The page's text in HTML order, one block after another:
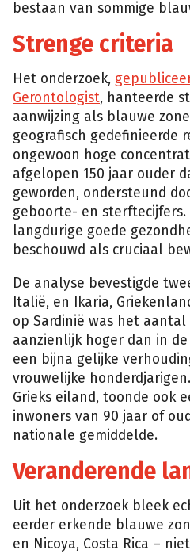
bestaan van sommige
Strenge criteria
Het onderzoek,
Gerontologist, hanteerde
aanwijzing als blauwe
geografisch gedefinieerde
ongewoon hoge
afgelopen 150 jaar ouder
geworden, ondersteund
geboorte- en sterftecijfers.
langdurige goede
beschouwd als cruciaal
De analyse bevestigde
Italië, en Ikaria,
op Sardinië was het
aanzienlijk hoger dan in
een bijna gelijke
vrouwelijke
Grieks eiland, toonde ook
inwoners van 90 jaar of
nationale gemiddelde.
Veranderende
Uit het onderzoek bleek
eerder erkende blauwe
en Nicoya, Costa Rica –